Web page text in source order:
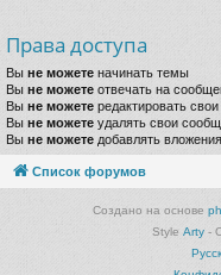
Права доступа
Вы не можете начинать темы
Вы не можете отвечать на
Вы не можете редактировать
Вы не можете удалять свои
Вы не можете добавлять вложения
Список форумов
Создано на основе
Style Arty -